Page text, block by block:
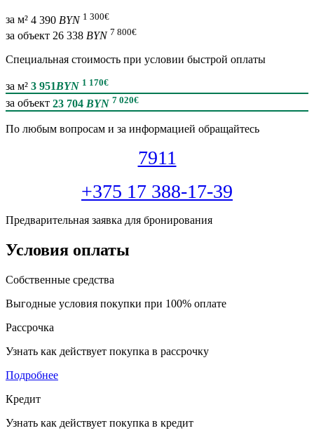
за м² 4 390 BYN 1 300€
за объект 26 338 BYN 7 800€
Специальная cтоимость при условии быстрой оплаты
за м² 3 951BYN 1 170€
за объект 23 704 BYN 7 020€
По любым вопросам и за информацией обращайтесь
7911
+375 17 388-17-39
Предварительная заявка для бронирования
Условия оплаты
Собственные средства
Выгодные условия покупки при 100% оплате
Рассрочка
Узнать как действует покупка в рассрочку
Подробнее
Кредит
Узнать как действует покупка в кредит